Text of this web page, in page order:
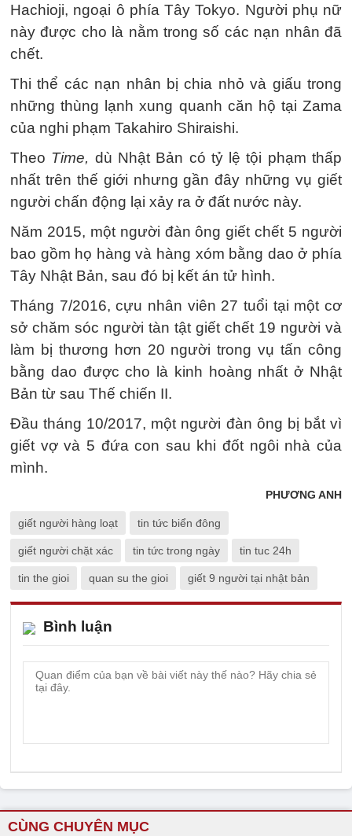
Hachioji, ngoại ô phía Tây Tokyo. Người phụ nữ
này được cho là nằm trong số các nạn nhân đã
chết.
Thi thể các nạn nhân bị chia nhỏ và giấu trong
những thùng lạnh xung quanh căn hộ tại Zama
của nghi phạm Takahiro Shiraishi.
Theo Time, dù Nhật Bản có tỷ lệ tội phạm thấp
nhất trên thế giới nhưng gần đây những vụ giết
người chấn động lại xảy ra ở đất nước này.
Năm 2015, một người đàn ông giết chết 5 người
bao gồm họ hàng và hàng xóm bằng dao ở phía
Tây Nhật Bản, sau đó bị kết án tử hình.
Tháng 7/2016, cựu nhân viên 27 tuổi tại một cơ
sở chăm sóc người tàn tật giết chết 19 người và
làm bị thương hơn 20 người trong vụ tấn công
bằng dao được cho là kinh hoàng nhất ở Nhật
Bản từ sau Thế chiến II.
Đầu tháng 10/2017, một người đàn ông bị bắt vì
giết vợ và 5 đứa con sau khi đốt ngôi nhà của
mình.
PHƯƠNG ANH
giết người hàng loạt tin tức biển đông
giết người chặt xác tin tức trong ngày tin tuc 24h
tin the gioi quan su the gioi giết 9 người tại nhật bản
Bình luận
CÙNG CHUYÊN MỤC